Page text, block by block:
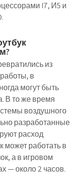
I7, И5 и
из
в
могут быть
В то же время
воздушного
разработанные
расход
может работать в
а в игровом
— около 2 часов.